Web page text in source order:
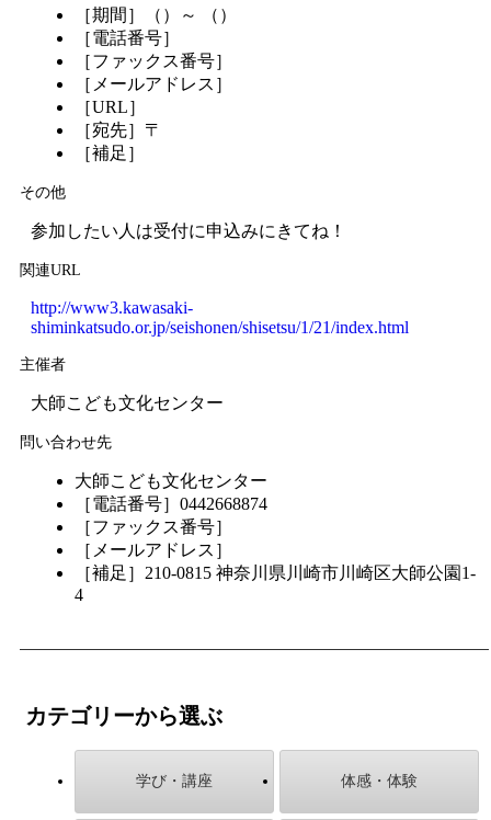
［期間］（）～ （）
［電話番号］
［ファックス番号］
［メールアドレス］
［URL］
［宛先］〒
［補足］
その他
参加したい人は受付に申込みにきてね！
関連URL
http://www3.kawasaki-
shiminkatsudo.or.jp/seishonen/shisetsu/1/21/index.html
主催者
大師こども文化センター
問い合わせ先
大師こども文化センター
［電話番号］0442668874
［ファックス番号］
［メールアドレス］
［補足］210-0815 神奈川県川崎市川崎区大師公園1-
4
カテゴリーから選ぶ
学び・講座 体感・体験